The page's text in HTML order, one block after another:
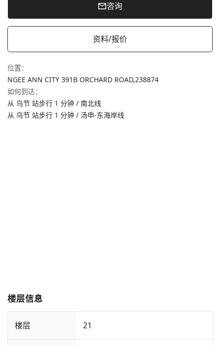
咨询
资料/报价
位置：
NGEE ANN CITY 391B ORCHARD ROAD,238874
如何到达：
从 乌节 站步行 1 分钟 / 南北线
从 乌节 站步行 1 分钟 / 汤申-东海岸线
楼层信息
楼层 21